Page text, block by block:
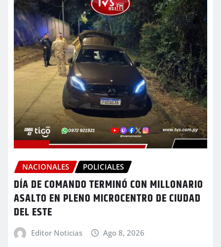
NACIONALES POLICIALES
DÍA DE COMANDO TERMINÓ CON MILLONARIO
ASALTO EN PLENO MICROCENTRO DE CIUDAD
DEL ESTE
Editor Noticias Ago 8, 2026